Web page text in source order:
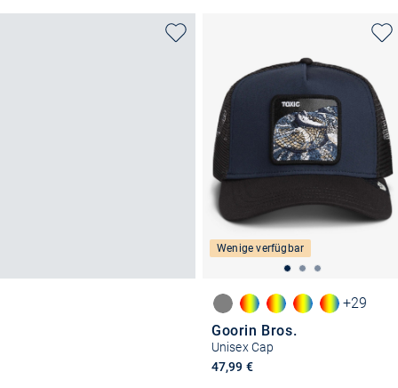
Wenige verfügbar
+29
Goorin Bros.
Unisex Cap
47,99 €